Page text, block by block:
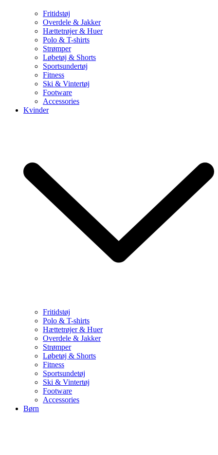
Fritidstøj
Overdele & Jakker
Hættetrøjer & Huer
Polo & T-shirts
Strømper
Løbetøj & Shorts
Sportsundertøj
Fitness
Ski & Vintertøj
Footware
Accessories
Kvinder
Fritidstøj
Polo & T-shirts
Hættetrøjer & Huer
Overdele & Jakker
Strømper
Løbetøj & Shorts
Fitness
Sportsundetøj
Ski & Vintertøj
Footware
Accessories
Børn